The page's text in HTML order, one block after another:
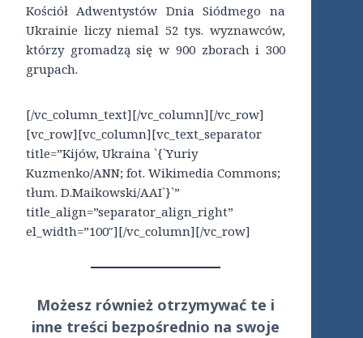
Kościół Adwentystów Dnia Siódmego na
Ukrainie liczy niemal 52 tys. wyznawców,
którzy gromadzą się w 900 zborach i 300
grupach.
[/vc_column_text][/vc_column][/vc_row]
[vc_row][vc_column][vc_text_separator
title=”Kijów, Ukraina `{`Yuriy
Kuzmenko/ANN; fot. Wikimedia Commons;
tłum. D.Maikowski/AAI`}`”
title_align=”separator_align_right”
el_width=”100″][/vc_column][/vc_row]
Możesz również otrzymywać te i
inne treści bezpośrednio na swoje